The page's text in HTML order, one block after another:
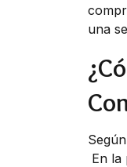
una
En la